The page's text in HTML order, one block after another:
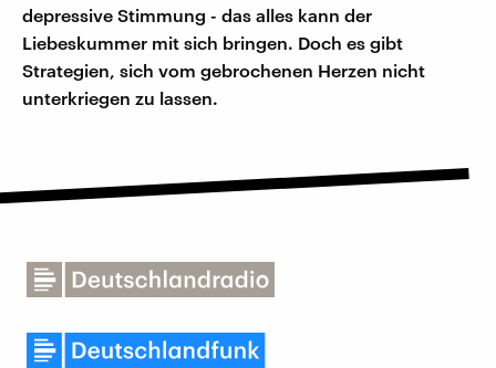
depressive Stimmung - das alles kann der
Liebeskummer mit sich bringen. Doch es gibt
Strategien, sich vom gebrochenen Herzen nicht
unterkriegen zu lassen.